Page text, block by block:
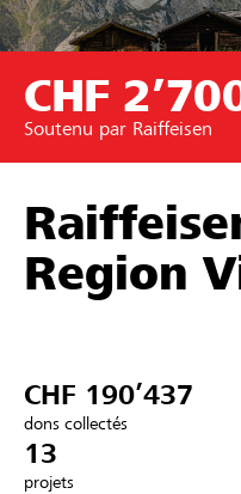
Parrainer
Soutien &
Partenaires /
Se connecter
S'inscrire
Trouvez des projets et
CHF
Soutenu par Raiffeisen
Region
CHF 190’437
dons collectés
13
projets